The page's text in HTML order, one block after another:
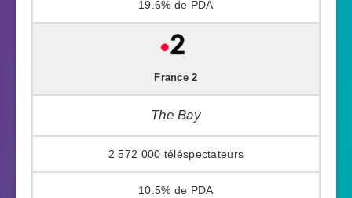
19.6%
France 2
The Bay
2 572 000
10.5%